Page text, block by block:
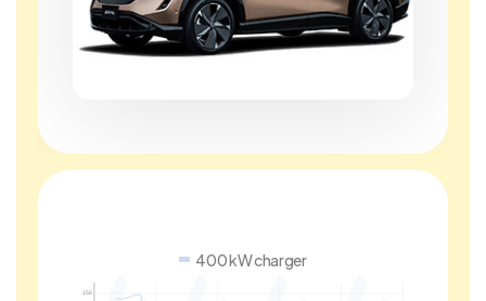
400 kW charger
150